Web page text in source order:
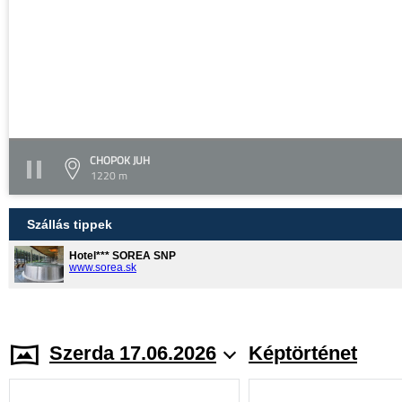
CHOPOK JUH
1220 m
Szállás tippek
Hotel*** SOREA SNP
www.sorea.sk
Szerda 17.06.2026 Képtörténet